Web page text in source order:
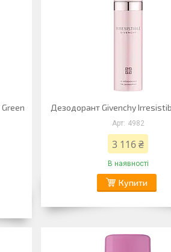
Дезодорант Givenchy
4982
3 116 ₴
В наявності
Купити